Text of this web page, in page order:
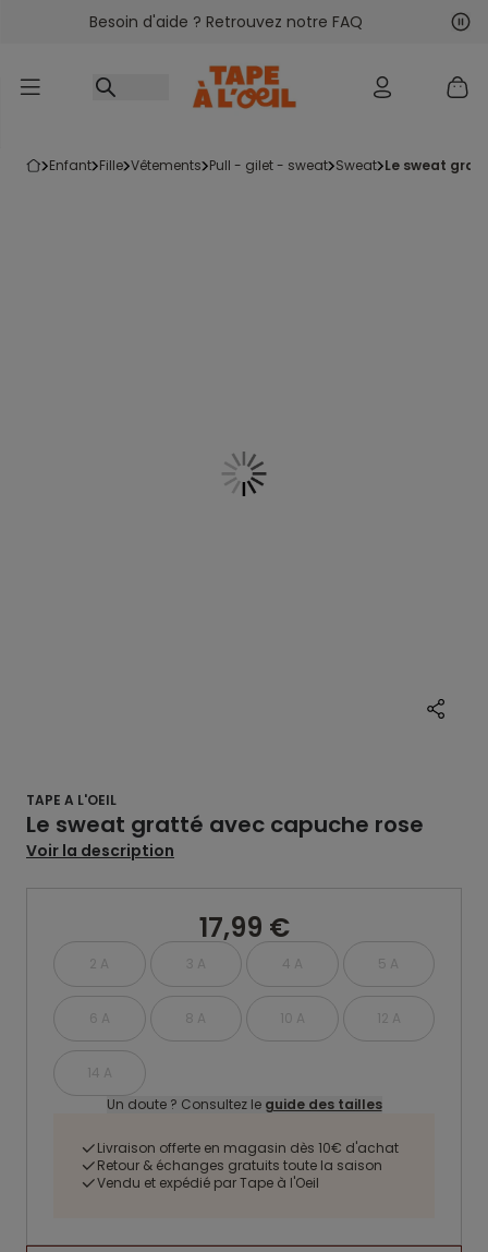
Accéder au contenu
Besoin d'aide ? Retrouvez notre FAQ
enfant fille vêtements pull - gilet - sweat sweat le sweat
TAPE A L'OEIL
Le sweat gratté avec capuche rose
Voir la description
17,99 €
2 A 3 A 4 A 5 A
6 A 8 A 10 A 12 A
14 A
Un doute ? Consultez le guide des tailles
Livraison offerte en magasin dès 10€ d'achat
Retour & échanges gratuits toute la saison
Vendu et expédié par Tape à l'Oeil